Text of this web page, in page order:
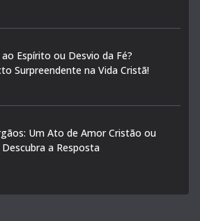
Espírito ou Desvio da Fé?
Surpreendente na Vida Cristã!
Um Ato de Amor Cristão ou
a Resposta